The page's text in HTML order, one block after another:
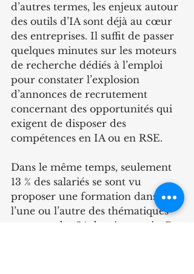
d’autres termes, les enjeux autour
des outils d’IA sont déjà au cœur
des entreprises. Il suffit de passer
quelques minutes sur les moteurs
de recherche dédiés à l’emploi
pour constater l’explosion
d’annonces de recrutement
concernant des opportunités qui
exigent de disposer des
compétences en IA ou en RSE.
Dans le même temps, seulement
13 % des salariés se sont vu
proposer une formation dans
l’une ou l’autre des thématiques
au cours des 24 derniers mois. Ce